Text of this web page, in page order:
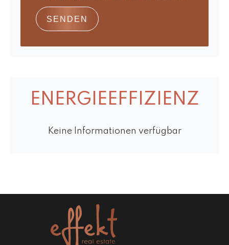
SENDEN
ENERGIEEFFIZIENZ
Keine Informationen verfügbar